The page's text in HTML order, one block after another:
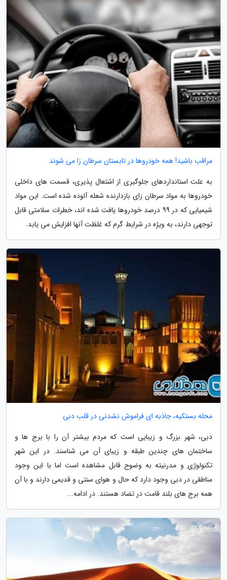
مراقب باشید! همه خودروها در تابستان سرطان زا می شوند
به علت استانداردهای جلوگیری از اشتعال پذیری، قسمت های داخلی
خودروها به مواد سرطان زای بازدارنده شعله آلوده شده است. این مواد
شیمیایی که در 99 درصد خودروها یافت شده اند، خطرات سلامتی قابل
توجهی دارند، به ویژه در شرایط گرم که غلظت آنها افزایش می یابد.
محله بستکیه، جاذبه ای فراموش نشدنی در قلب دبی
دبی، شهر بزرگ و زیبایی است که مردم بیشتر آن را با برج ها و
ساختمان های چندین طبقه و زیبای آن می شناسند. در این شهر
تکنولوژی و مدرنیته به وضوح قابل مشاهده است اما با این وجود
مناطقی در دبی وجود دارد که حال و هوای سنتی و قدیمی دارند و با آن
همه برج های بلند قامت در تضاد هستند. در ادامه...